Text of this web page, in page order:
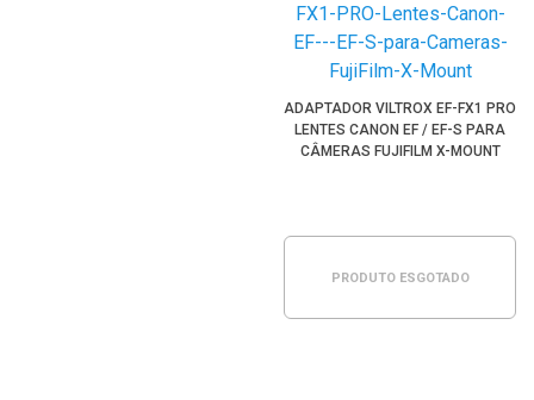
ADAPTADOR VILTROX EF-FX1 PRO
LENTES CANON EF / EF-S PARA
CÂMERAS FUJIFILM X-MOUNT
PRODUTO ESGOTADO